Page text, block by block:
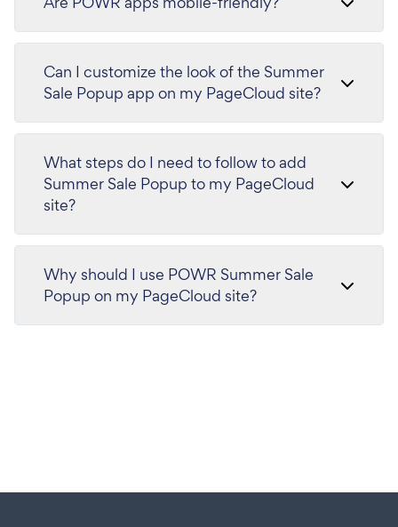
Can I customize the look of the Summer
Sale Popup app on my PageCloud site?
What steps do I need to follow to add
Summer Sale Popup to my PageCloud
site?
Why should I use POWR Summer Sale
Popup on my PageCloud site?